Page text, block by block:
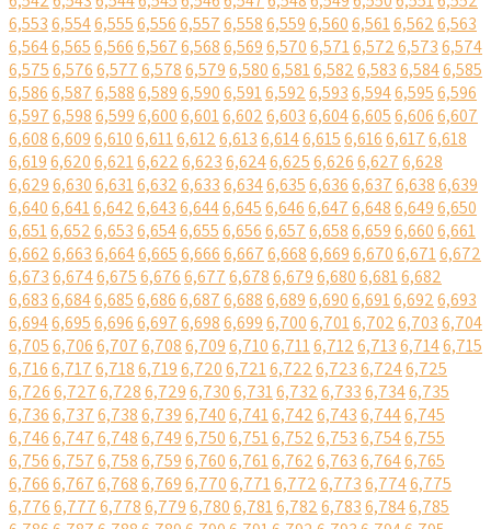
6,5536,5546,5556,5566,5576,5586,5596,5606,5616,5626,563
6,5646,5656,5666,5676,5686,5696,5706,5716,5726,5736,574
6,5756,5766,5776,5786,5796,5806,5816,5826,5836,5846,585
6,5866,5876,5886,5896,5906,5916,5926,5936,5946,5956,596
6,5976,5986,5996,6006,6016,6026,6036,6046,6056,6066,607
6,6086,6096,6106,6116,6126,6136,6146,6156,6166,6176,618
6,6196,6206,6216,6226,6236,6246,6256,6266,6276,628
6,6296,6306,6316,6326,6336,6346,6356,6366,6376,6386,639
6,6406,6416,6426,6436,6446,6456,6466,6476,6486,6496,650
6,6516,6526,6536,6546,6556,6566,6576,6586,6596,6606,661
6,6626,6636,6646,6656,6666,6676,6686,6696,6706,6716,672
6,6736,6746,6756,6766,6776,6786,6796,6806,6816,682
6,6836,6846,6856,6866,6876,6886,6896,6906,6916,6926,693
6,6946,6956,6966,6976,6986,6996,7006,7016,7026,7036,704
6,7056,7066,7076,7086,7096,7106,7116,7126,7136,7146,715
6,7166,7176,7186,7196,7206,7216,7226,7236,7246,725
6,7266,7276,7286,7296,7306,7316,7326,7336,7346,735
6,7366,7376,7386,7396,7406,7416,7426,7436,7446,745
6,7466,7476,7486,7496,7506,7516,7526,7536,7546,755
6,7566,7576,7586,7596,7606,7616,7626,7636,7646,765
6,7666,7676,7686,7696,7706,7716,7726,7736,7746,775
6,7766,7776,7786,7796,7806,7816,7826,7836,7846,785